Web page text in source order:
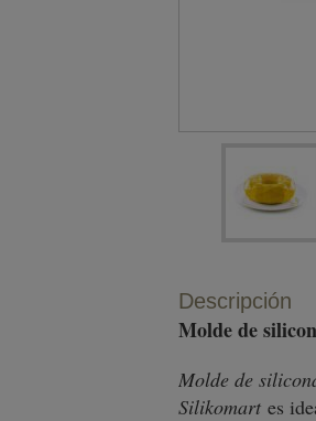
Descripción
Molde de
Molde de
Silikomart es